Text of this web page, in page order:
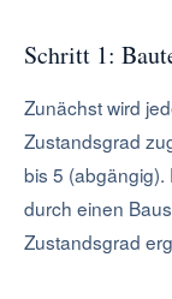
Schritt 1:
Zunächst wird
Zustandsgrad
bis 5 (abgängig).
durch einen
Zustandsgrad